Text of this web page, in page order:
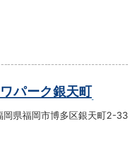
パーク銀天町
岡県福岡市博多区銀天町2-33